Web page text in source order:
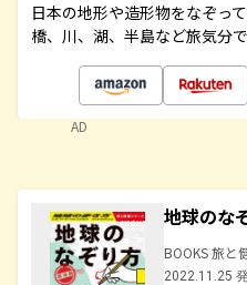
日本の地形や造形物をなぞっ
橋、川、湖、半島など旅気分
AD
地球の
BOOKS 旅と
2022.11.25